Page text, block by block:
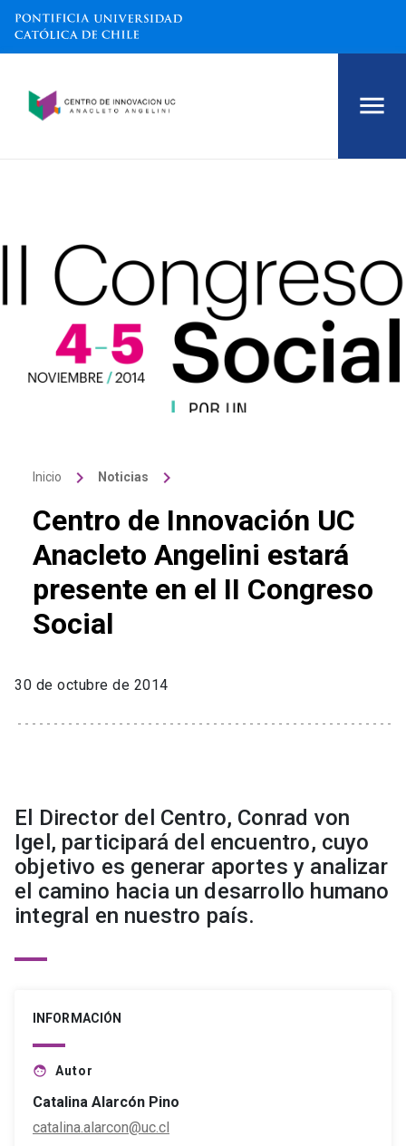
Inicio keyboard_arrow_right Noticias keyboard_arrow_right
Centro de Innovación UC
Anacleto Angelini estará
presente en el II Congreso
Social
30 de octubre de 2014
El Director del Centro, Conrad von
Igel, participará del encuentro, cuyo
objetivo es generar aportes y analizar
el camino hacia un desarrollo humano
integral en nuestro país.
INFORMACIÓN
face Autor
Catalina Alarcón Pino
catalina.alarcon@uc.cl